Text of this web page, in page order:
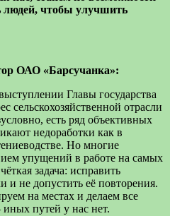
людей, чтобы улучшить
ОАО «Барсучанка»:
Главы государства
сельскохозяйственной отрасли
есть ряд объективных
недоработки как в
Но многие
упущений в работе на самых
задача: исправить
и не допустить её повторения.
на местах и делаем все
путей у нас нет.